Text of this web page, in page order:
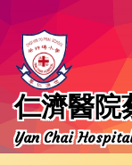
仁濟醫院
Yan Chai